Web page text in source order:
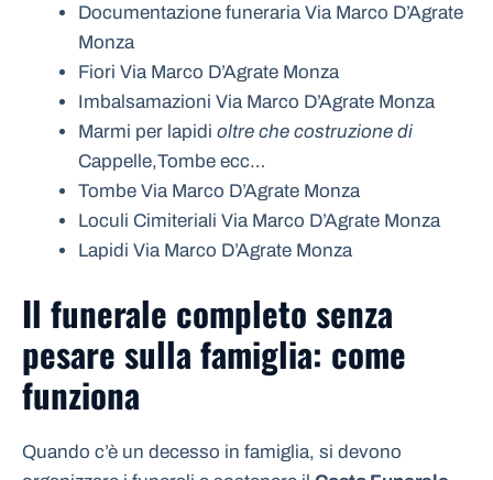
Documentazione funeraria Via Marco D’Agrate
Monza
Fiori Via Marco D’Agrate Monza
Imbalsamazioni Via Marco D’Agrate Monza
Marmi per lapidi oltre che costruzione di
Cappelle,Tombe ecc…
Tombe Via Marco D’Agrate Monza
Loculi Cimiteriali Via Marco D’Agrate Monza
Lapidi Via Marco D’Agrate Monza
Il funerale completo senza
pesare sulla famiglia: come
funziona
Quando c’è un decesso in famiglia, si devono